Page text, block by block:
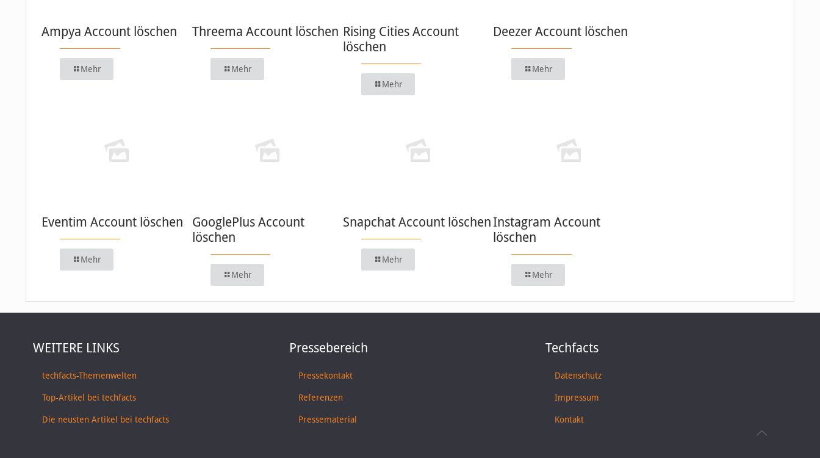
Ampya Account löschen
Mehr
Threema Account löschen
Mehr
Rising Cities Account
löschen
Mehr
Deezer Account löschen
Mehr
Eventim Account löschen
Mehr
GooglePlus Account
löschen
Mehr
Snapchat Account löschen
Mehr
Instagram Account
löschen
Mehr
WEITERE LINKS
techfacts-Themenwelten
Top-Artikel bei techfacts
Die neusten Artikel bei techfacts
Pressebereich
Pressekontakt
Referenzen
Pressematerial
Techfacts
Datenschutz
Impressum
Kontakt